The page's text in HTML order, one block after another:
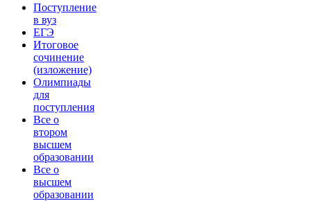
Поступление
в вуз
ЕГЭ
Итоговое
сочинение
(изложение)
Олимпиады
для
поступления
Все о
втором
высшем
образовании
Все о
высшем
образовании